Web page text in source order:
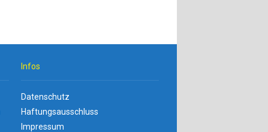
Infos
Datenschutz
Haftungsausschluss
Impressum